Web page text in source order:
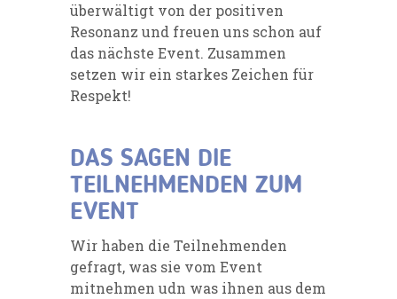
überwältigt von der positiven
Resonanz und freuen uns schon auf
das nächste Event. Zusammen
setzen wir ein starkes Zeichen für
Respekt!
DAS SAGEN DIE
TEILNEHMENDEN ZUM
EVENT
Wir haben die Teilnehmenden
gefragt, was sie vom Event
mitnehmen udn was ihnen aus dem